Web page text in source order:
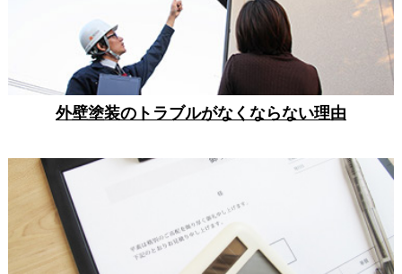
外壁塗装のトラブルがなくならない理由